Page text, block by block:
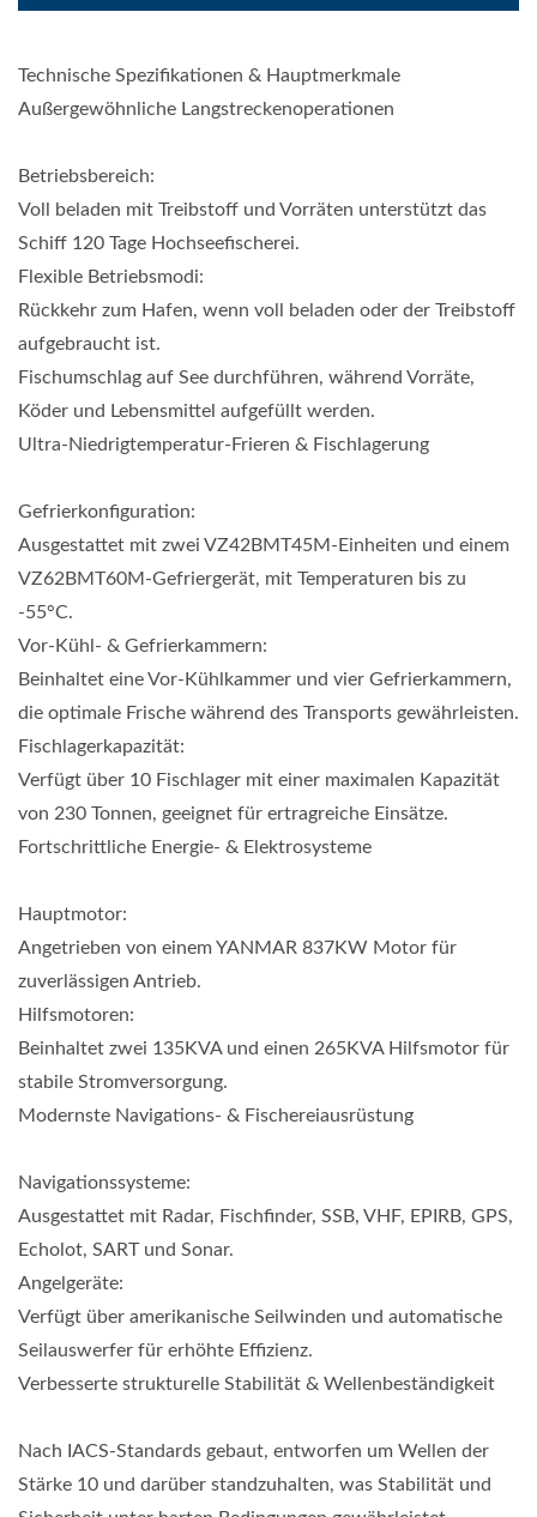
Technische Spezifikationen & Hauptmerkmale
Außergewöhnliche Langstreckenoperationen
Betriebsbereich:
Voll beladen mit Treibstoff und Vorräten unterstützt das
Schiff 120 Tage Hochseefischerei.
Flexible Betriebsmodi:
Rückkehr zum Hafen, wenn voll beladen oder der Treibstoff
aufgebraucht ist.
Fischumschlag auf See durchführen, während Vorräte,
Köder und Lebensmittel aufgefüllt werden.
Ultra-Niedrigtemperatur-Frieren & Fischlagerung
Gefrierkonfiguration:
Ausgestattet mit zwei VZ42BMT45M-Einheiten und einem
VZ62BMT60M-Gefriergerät, mit Temperaturen bis zu
-55°C.
Vor-Kühl- & Gefrierkammern:
Beinhaltet eine Vor-Kühlkammer und vier Gefrierkammern,
die optimale Frische während des Transports gewährleisten.
Fischlagerkapazität:
Verfügt über 10 Fischlager mit einer maximalen Kapazität
von 230 Tonnen, geeignet für ertragreiche Einsätze.
Fortschrittliche Energie- & Elektrosysteme
Hauptmotor:
Angetrieben von einem YANMAR 837KW Motor für
zuverlässigen Antrieb.
Hilfsmotoren:
Beinhaltet zwei 135KVA und einen 265KVA Hilfsmotor für
stabile Stromversorgung.
Modernste Navigations- & Fischereiausrüstung
Navigationssysteme:
Ausgestattet mit Radar, Fischfinder, SSB, VHF, EPIRB, GPS,
Echolot, SART und Sonar.
Angelgeräte:
Verfügt über amerikanische Seilwinden und automatische
Seilauswerfer für erhöhte Effizienz.
Verbesserte strukturelle Stabilität & Wellenbeständigkeit
Nach IACS-Standards gebaut, entworfen um Wellen der
Stärke 10 und darüber standzuhalten, was Stabilität und